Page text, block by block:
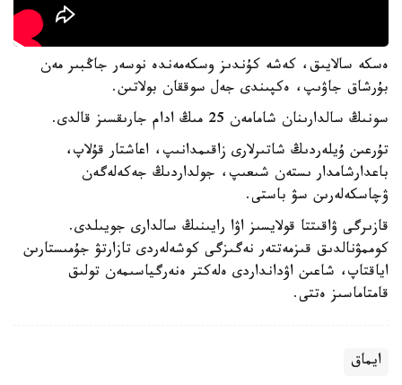
ەسكە سالايىق، كەشە كۇندىز وسكەمەندە نوسەر جاڭبىر مەن
بۇرشاق جاۋىپ، ەكپىندى جەل سوققان بولاتىن.
سونىڭ سالدارىنان شامامەن 25 مىڭ ادام جارىقسىز قالدى.
تۇرعىن ۇيلەردىڭ شاتىرلارى زاقىمدانىپ، اعاشتار قۇلاپ،
باعدارشامدار ىستەن شىعىپ، جولداردىڭ جەكەلەگەن
ۋچاسكەلەرىن سۋ باستى.
قازىرگى ۋاقىتتا قولايسىز اۋا رايىنىڭ سالدارى جويىلدى.
كوممۋنالدىق قىزمەتتەر نەگىزگى كوشەلەردى تازارتۋ جۇمىستارىن
اياقتاپ، شاعىن اۋدانداردى ەلەكتر ەنەرگياسىمەن تولىق
قامتاماسىز ەتتى.
ايماق